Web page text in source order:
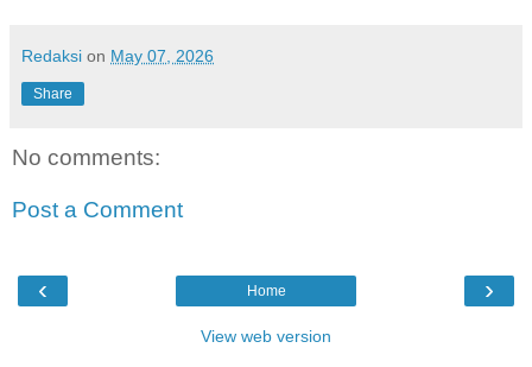
Redaksi on May 07, 2026
Share
No comments:
Post a Comment
‹ ›
Home
View web version